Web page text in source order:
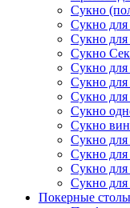
Сукно
Сукно для
Сукно для
Сукно
Сукно
Сукно для
Сукно
Сукно
Сукно
Сукно для
Сукно для
Сукно для
Сукно
Покерные столы